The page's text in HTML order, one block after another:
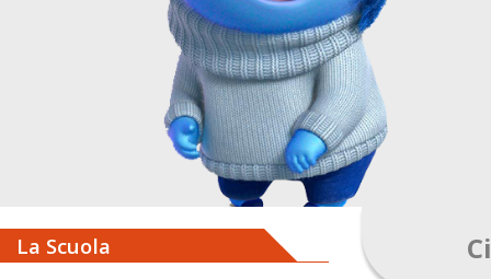
La Scuola